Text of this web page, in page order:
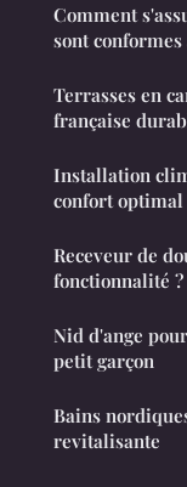
Comment
sont
Terrasses en
française
Installation
confort optimal
Receveur de
fonctionnalité ?
Nid d'ange
petit garçon
Bains
revitalisante